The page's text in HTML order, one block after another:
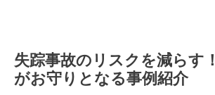
失踪事故のリスクを減らす
がお守りとなる事例紹介